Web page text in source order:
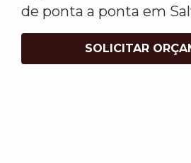
de ponta a ponta em
SOLICITAR